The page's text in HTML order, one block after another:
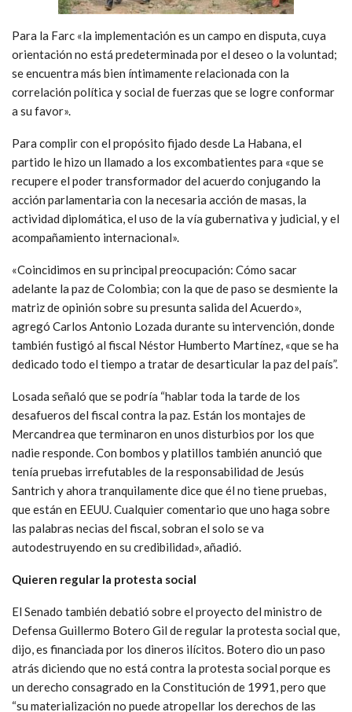
Para la Farc «la implementación es un campo en disputa, cuya
orientación no está predeterminada por el deseo o la voluntad;
se encuentra más bien íntimamente relacionada con la
correlación política y social de fuerzas que se logre conformar
a su favor».
Para complir con el propósito fijado desde La Habana, el
partido le hizo un llamado a los excombatientes para «que se
recupere el poder transformador del acuerdo conjugando la
acción parlamentaria con la necesaria acción de masas, la
actividad diplomática, el uso de la vía gubernativa y judicial, y el
acompañamiento internacional».
«Coincidimos en su principal preocupación: Cómo sacar
adelante la paz de Colombia; con la que de paso se desmiente la
matriz de opinión sobre su presunta salida del Acuerdo»,
agregó Carlos Antonio Lozada durante su intervención, donde
también fustigó al fiscal Néstor Humberto Martínez, «que se ha
dedicado todo el tiempo a tratar de desarticular la paz del país”.
Losada señaló que se podría “hablar toda la tarde de los
desafueros del fiscal contra la paz. Están los montajes de
Mercandrea que terminaron en unos disturbios por los que
nadie responde. Con bombos y platillos también anunció que
tenía pruebas irrefutables de la responsabilidad de Jesús
Santrich y ahora tranquilamente dice que él no tiene pruebas,
que están en EEUU. Cualquier comentario que uno haga sobre
las palabras necias del fiscal, sobran el solo se va
autodestruyendo en su credibilidad», añadió.
Quieren regular la protesta social
El Senado también debatió sobre el proyecto del ministro de
Defensa Guillermo Botero Gil de regular la protesta social que,
dijo, es financiada por los dineros ilícitos. Botero dio un paso
atrás diciendo que no está contra la protesta social porque es
un derecho consagrado en la Constitución de 1991, pero que
“su materialización no puede atropellar los derechos de las